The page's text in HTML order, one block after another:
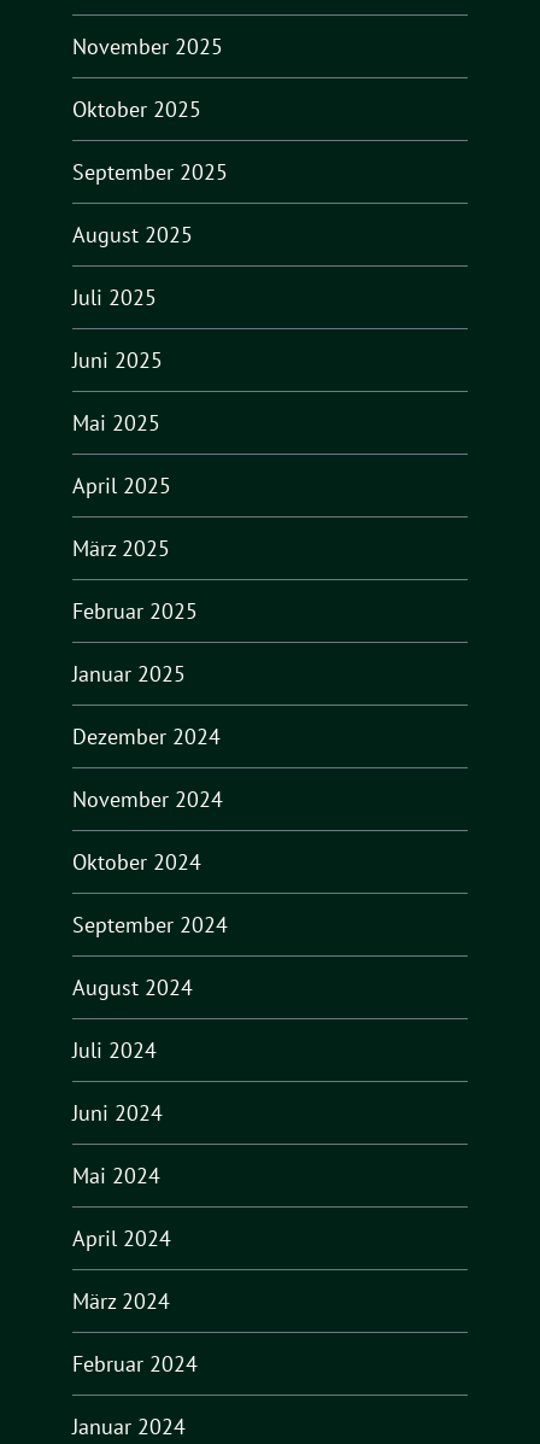
November 2025
Oktober 2025
September 2025
August 2025
Juli 2025
Juni 2025
Mai 2025
April 2025
März 2025
Februar 2025
Januar 2025
Dezember 2024
November 2024
Oktober 2024
September 2024
August 2024
Juli 2024
Juni 2024
Mai 2024
April 2024
März 2024
Februar 2024
Januar 2024